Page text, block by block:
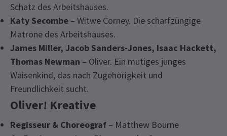
Schatz des Arbeitshauses.
Katy Secombe – Witwe Corney. Die scharfzüngige
Matrone des Arbeitshauses.
James Miller, Jacob Sanders-Jones, Isaac Hackett,
Thomas Newman – Oliver. Ein mutiges junges
Waisenkind, das nach Zugehörigkeit und
Freundlichkeit sucht.
Oliver! Kreative
Regisseur & Choreograf – Matthew Bourne